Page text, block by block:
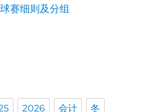
赛细则及分组
2026 会计 冬